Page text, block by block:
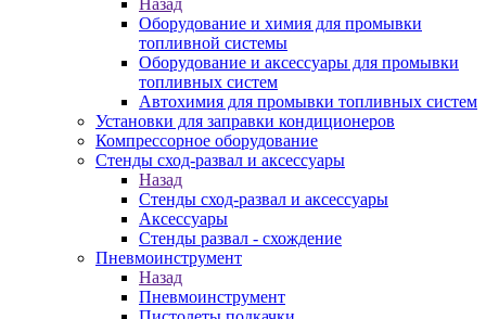
Назад
Оборудование и химия для промывки
топливной системы
Оборудование и аксессуары для промывки
топливных систем
Автохимия для промывки топливных систем
Установки для заправки кондиционеров
Компрессорное оборудование
Стенды сход-развал и аксессуары
Назад
Стенды сход-развал и аксессуары
Аксессуары
Стенды развал - схождение
Пневмоинструмент
Назад
Пневмоинструмент